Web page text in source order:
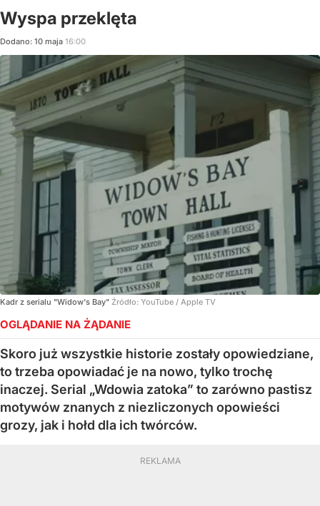
Wyspa przeklęta
Dodano: 10 maja 16:00
Kadr z serialu "Widow's Bay" Źródło: YouTube / Apple TV
OGLĄDANIE NA ŻĄDANIE
Skoro już wszystkie historie zostały opowiedziane,
to trzeba opowiadać je na nowo, tylko trochę
inaczej. Serial „Wdowia zatoka” to zarówno pastisz
motywów znanych z niezliczonych opowieści
grozy, jak i hołd dla ich twórców.